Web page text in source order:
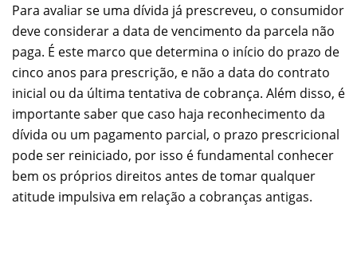
Para avaliar se uma dívida já prescreveu, o consumidor
deve considerar a data de vencimento da parcela não
paga. É este marco que determina o início do prazo de
cinco anos para prescrição, e não a data do contrato
inicial ou da última tentativa de cobrança. Além disso, é
importante saber que caso haja reconhecimento da
dívida ou um pagamento parcial, o prazo prescricional
pode ser reiniciado, por isso é fundamental conhecer
bem os próprios direitos antes de tomar qualquer
atitude impulsiva em relação a cobranças antigas.